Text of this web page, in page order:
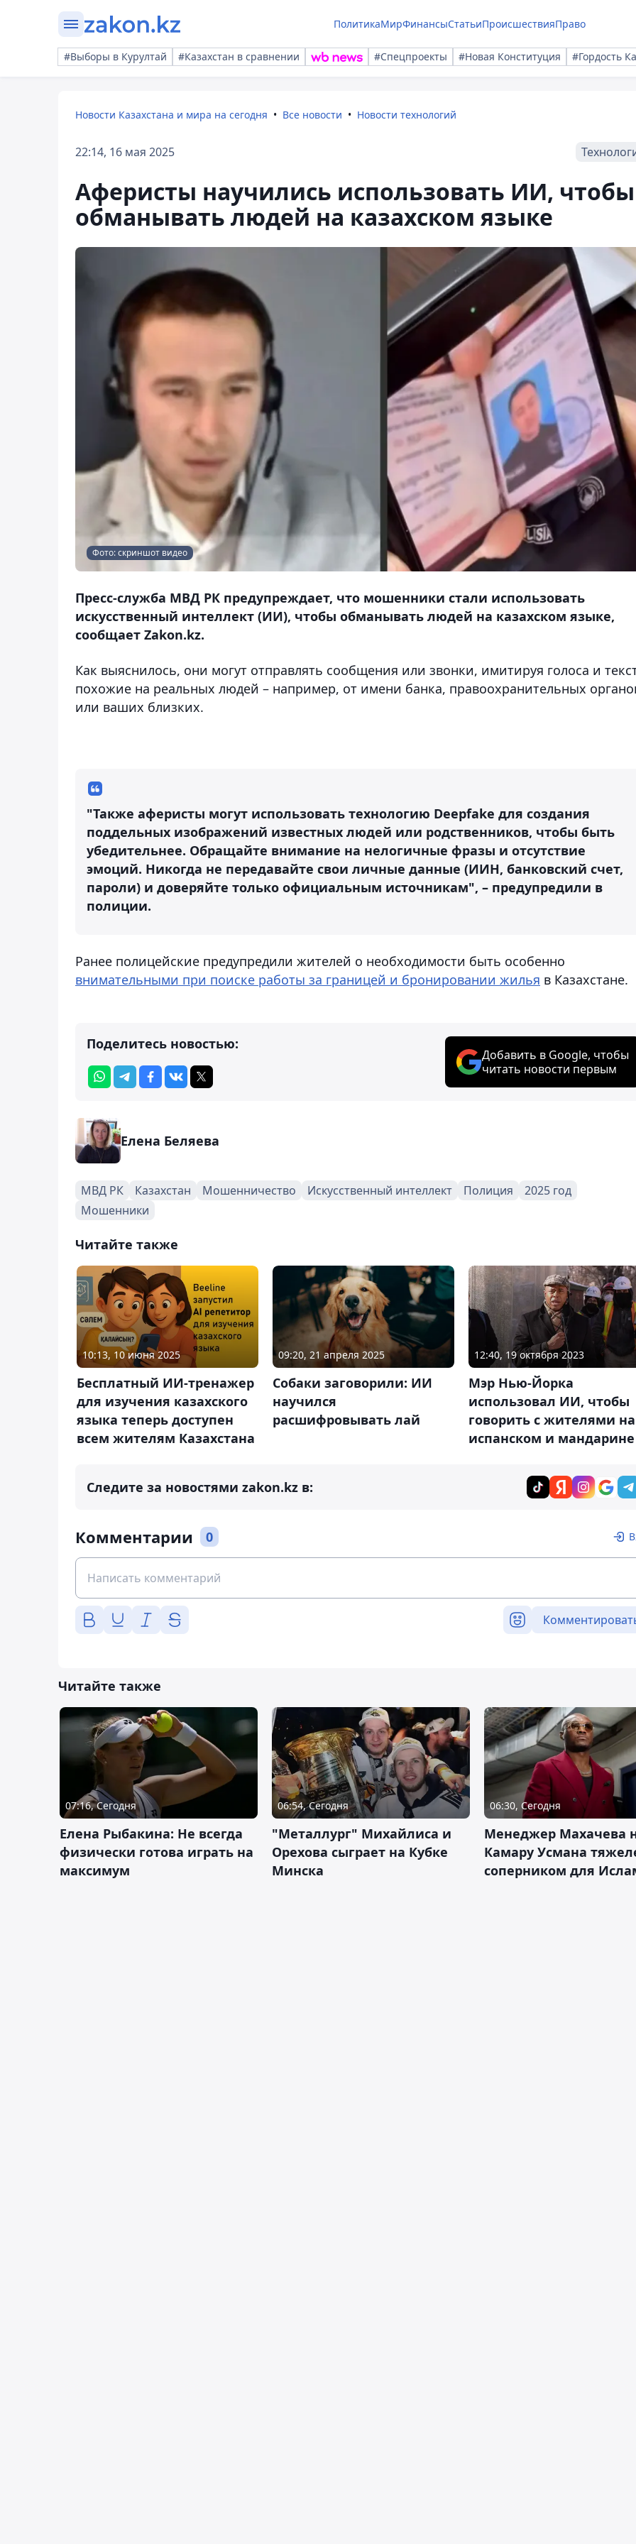
ПолитикаМирФинансыСтатьиПроисшествияПраво
#Выборы в Курултай #Казахстан в сравнении #Спецпроекты #Новая Конституция #Гордость
Новости Казахстана и мира на сегодня Все новости Новости технологий
22:14, 16 мая 2025
Аферисты научились использовать ИИ, чтобы
обманывать людей на казахском языке
Фото: скриншот видео
Пресс-служба МВД РК предупреждает, что мошенники стали использовать
искусственный интеллект (ИИ), чтобы обманывать людей на казахском языке,
сообщает Zakon.kz.
Как выяснилось, они могут отправлять сообщения или звонки, имитируя голоса и
похожие на реальных людей – например, от имени банка, правоохранительных
или ваших близких.
"Также аферисты могут использовать технологию Deepfake для создания
поддельных изображений известных людей или родственников, чтобы быть
убедительнее. Обращайте внимание на нелогичные фразы и отсутствие
эмоций. Никогда не передавайте свои личные данные (ИИН, банковский счет,
пароли) и доверяйте только официальным источникам", – предупредили в
полиции.
Ранее полицейские предупредили жителей о необходимости быть особенно
внимательными при поиске работы за границей и бронировании жилья в Казахстане.
Поделитесь новостью:
Добавить в Google, чтобы
читать новости первым
Елена Беляева
МВД РК Казахстан Мошенничество Искусственный интеллект Полиция
2025 год
Мошенники
Читайте также
10:13, 10 июня 2025
Бесплатный ИИ-тренажер
для изучения казахского
языка теперь доступен
всем жителям Казахстана
09:20, 21 апреля 2025
Собаки заговорили: ИИ
научился
расшифровывать лай
12:40, 19 октября 2023
Мэр Нью-Йорка
использовал ИИ, чтобы
говорить с жителями на
испанском и мандарине
Следите за новостями zakon.kz в:
Комментарии 0
Читайте также
07:16, Сегодня
Елена Рыбакина: Не всегда
физически готова играть на
максимум
06:54, Сегодня
"Металлург" Михайлиса и
Орехова сыграет на Кубке
Минска
06:30, Сегодня
Менеджер Махачева
Камару Усмана
соперником для